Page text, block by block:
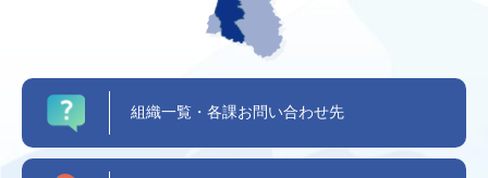
組織一覧・各課お問い合わせ先